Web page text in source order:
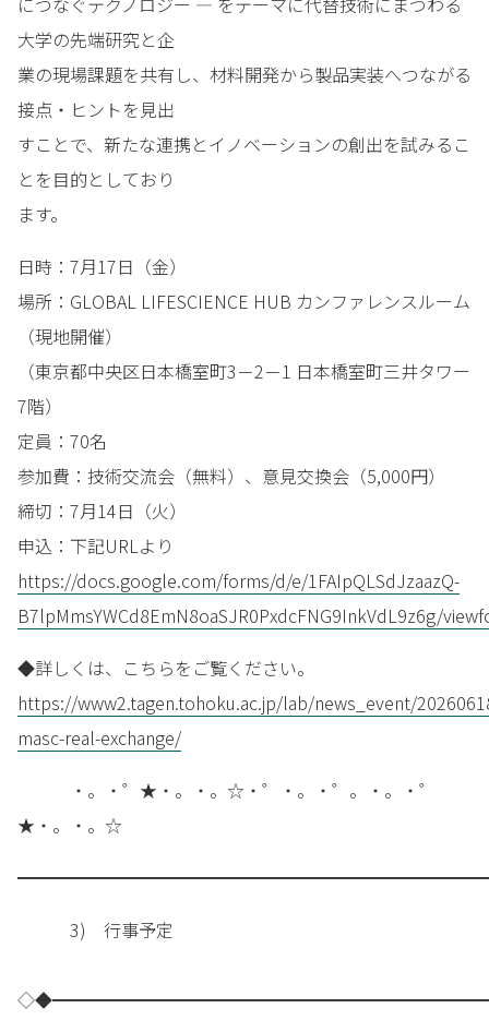
大学の先端研究と企
業の現場課題を共有し、材料開発から製品実装へつながる
接点・ヒントを見出
すことで、新たな連携とイノベーションの創出を試みるこ
とを目的としており
ます。
日時：7月17日（金）
場所：GLOBAL LIFESCIENCE HUB カンファレンスルーム
（現地開催）
（東京都中央区日本橋室町3－2－1 日本橋室町三井タワー
7階）
定員：70名
参加費：技術交流会（無料）、意見交換会（5,000円）
締切：7月14日（火）
申込：下記URLより
https://docs.google.com/forms/d/e/1FAIpQLSdJzaazQ-
B7lpMmsYWCd8EmN8oaSJR0PxdcFNG9InkVdL9z6g/
◆詳しくは、こちらをご覧ください。
https://www2.tagen.tohoku.ac.jp/lab/news_event/
masc-real-exchange/
・。・゜★・。・。☆・゜・。・゜。・。・゜
★・。・。☆
3) 行事予定